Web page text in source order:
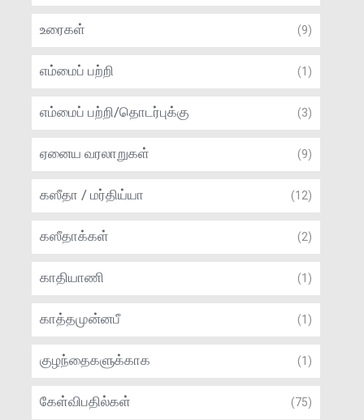
உரைகள் (9)
எம்மைப் பற்றி (1)
எம்மைப் பற்றி/தொடர்புக்கு (3)
ஏனைய வரலாறுகள் (9)
கஸீதா / மர்திய்யா (12)
கஸீதாக்கள் (2)
காதியாணி (1)
காத்தமுன்னபீ (1)
குழந்தைகளுக்காக (1)
கேள்விபதில்கள் (75)